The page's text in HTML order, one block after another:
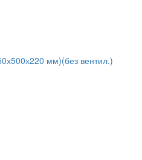
мм)(без вентил.)